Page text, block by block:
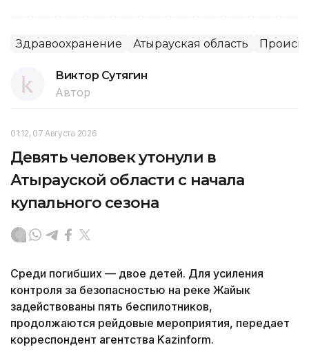
Здравоохранение Атырауская область
Виктор Сутягин
Автор
01:12, 07 Августа 2026
Девять человек утонули в
Атырауской области с начала
купального сезона
Среди погибших — двое детей. Для усиления
контроля за безопасностью на реке Жайык
задействованы пять беспилотников,
продолжаются рейдовые мероприятия, передает
корреспондент агентства Kazinform.